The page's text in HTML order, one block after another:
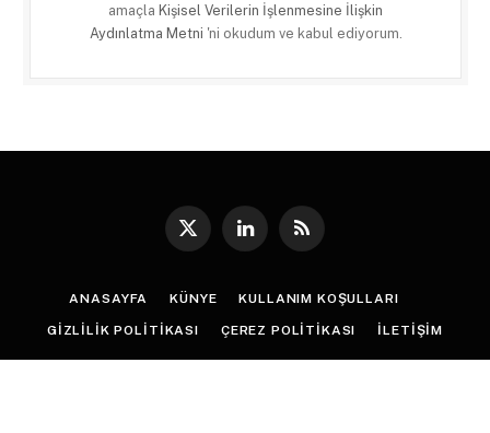
amaçla Kişisel Verilerin İşlenmesine İlişkin
Aydınlatma Metni 'ni okudum ve kabul ediyorum.
X
LinkedInRSS
ANASAYFA KÜNYE KULLANIM KOŞULLARI
GIZLILIK POLITIKASI ÇEREZ POLITIKASI İLETIŞIM